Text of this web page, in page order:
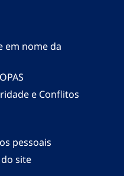
em nome da
e Conflitos
pessoais
site